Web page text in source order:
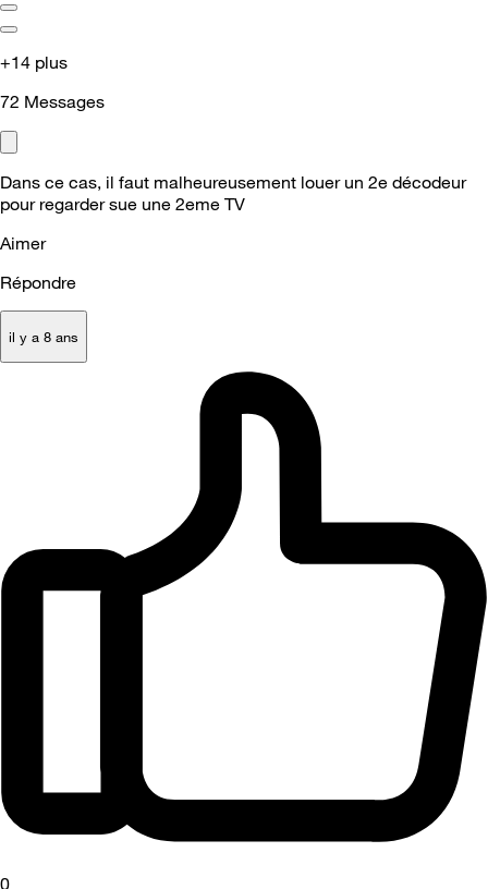
+14 plus
72 Messages
Dans ce cas, il faut malheureusement louer un 2e décodeur
pour regarder sue une 2eme TV
Aimer
Répondre
il y a 8 ans
0